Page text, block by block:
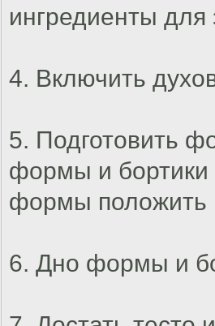
ингредиенты для
4. Включить
5. Подготовить
формы и
формы положить
6. Дно формы и